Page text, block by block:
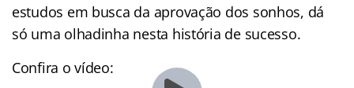
estudos em busca da aprovação dos sonhos, dá
só uma olhadinha nesta história de sucesso.
Confira o vídeo: